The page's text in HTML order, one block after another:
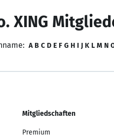
XING
A B C D E F G H I J K L M N
Mitgliedschaften
Premium